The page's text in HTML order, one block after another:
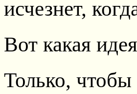
исчезнет,
Вот какая
Только, чтобы